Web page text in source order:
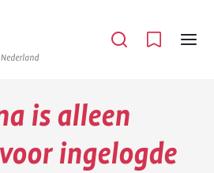
Open
Menu
is alleen
ingelogde